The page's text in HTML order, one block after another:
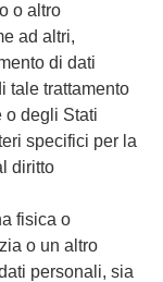
o altro
ad altri,
di dati
tale trattamento
o degli Stati
specifici per la
diritto
fisica o
o un altro
personali, sia